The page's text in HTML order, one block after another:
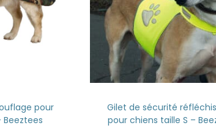
pour
Gilet de sécurité
pour chiens taille S –